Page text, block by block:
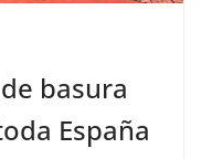
basura
España